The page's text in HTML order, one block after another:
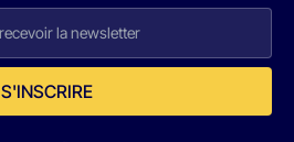
S'INSCRIRE